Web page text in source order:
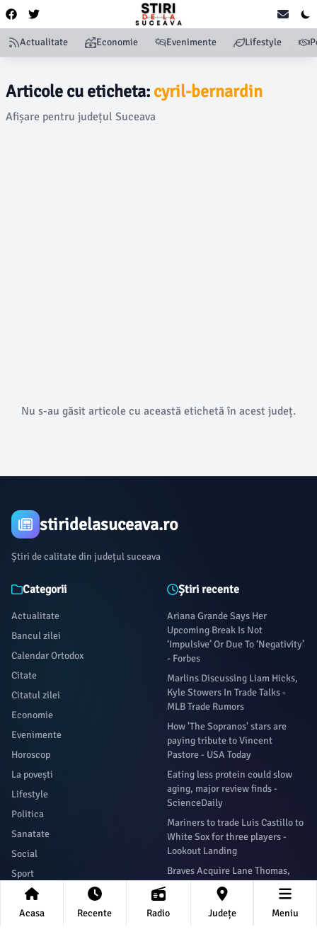
Actualitate Economie Evenimente Lifestyle
Articole cu eticheta: cyril-bernardin
Afișare pentru județul Suceava
Nu s-au găsit articole cu această etichetă în acest județ.
stiridelasuceava.ro
Știri de calitate din județul suceava
Categorii
Actualitate
Bancul zilei
Calendar Ortodox
Citate
Citatul zilei
Economie
Evenimente
Horoscop
La povești
Lifestyle
Politica
Sanatate
Social
Sport
Știați că
Tech
Știri recente
Ariana Grande Says Her
Upcoming Break Is Not
‘Impulsive’ Or Due To ‘Negativity’
- Forbes
Marlins Discussing Liam Hicks,
Kyle Stowers In Trade Talks -
MLB Trade Rumors
How 'The Sopranos' stars are
paying tribute to Vincent
Pastore - USA Today
Eating less protein could slow
aging, major review finds -
ScienceDaily
Mariners to trade Luis Castillo to
White Sox for three players -
Lookout Landing
Braves Acquire Lane Thomas,
Bailey Falter From Royals - MLB
Trade Rumors
Acasa Recente Radio Județe Meniu